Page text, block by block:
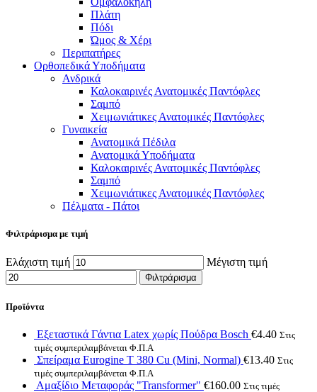
Πλάτη
Πόδι
Ώμος & Χέρι
Περιπατήρες
Ορθοπεδικά Υποδήματα
Ανδρικά
Καλοκαιρινές Ανατομικές Παντόφλες
Σαμπό
Χειμωνιάτικες Ανατομικές Παντόφλες
Γυναικεία
Ανατομικά Πέδιλα
Ανατομικά Υποδήματα
Καλοκαιρινές Ανατομικές Παντόφλες
Σαμπό
Χειμωνιάτικες Ανατομικές Παντόφλες
Πέλματα - Πάτοι
Φιλτράρισμα με τιμή
Ελάχιστη τιμή Μέγιστη τιμή
Φιλτράρισμα
Προϊόντα
Εξεταστικά Γάντια Latex χωρίς Πούδρα Bosch €4.40 Στις
τιμές συμπεριλαμβάνεται Φ.Π.Α
Σπείραμα Eurogine Τ 380 Cu (Mini, Normal) €13.40 Στις
τιμές συμπεριλαμβάνεται Φ.Π.Α
Αμαξίδιο Μεταφοράς "Transformer" €160.00 Στις τιμές